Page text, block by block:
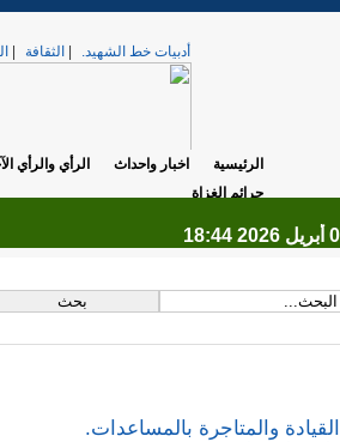
أدبيات خط الشهيد. الثقافة
الرئيسية اخبار واحداث الرأي والرأي
جرائم الغزاة
القيادة والمتاجرة بالمساعدات.